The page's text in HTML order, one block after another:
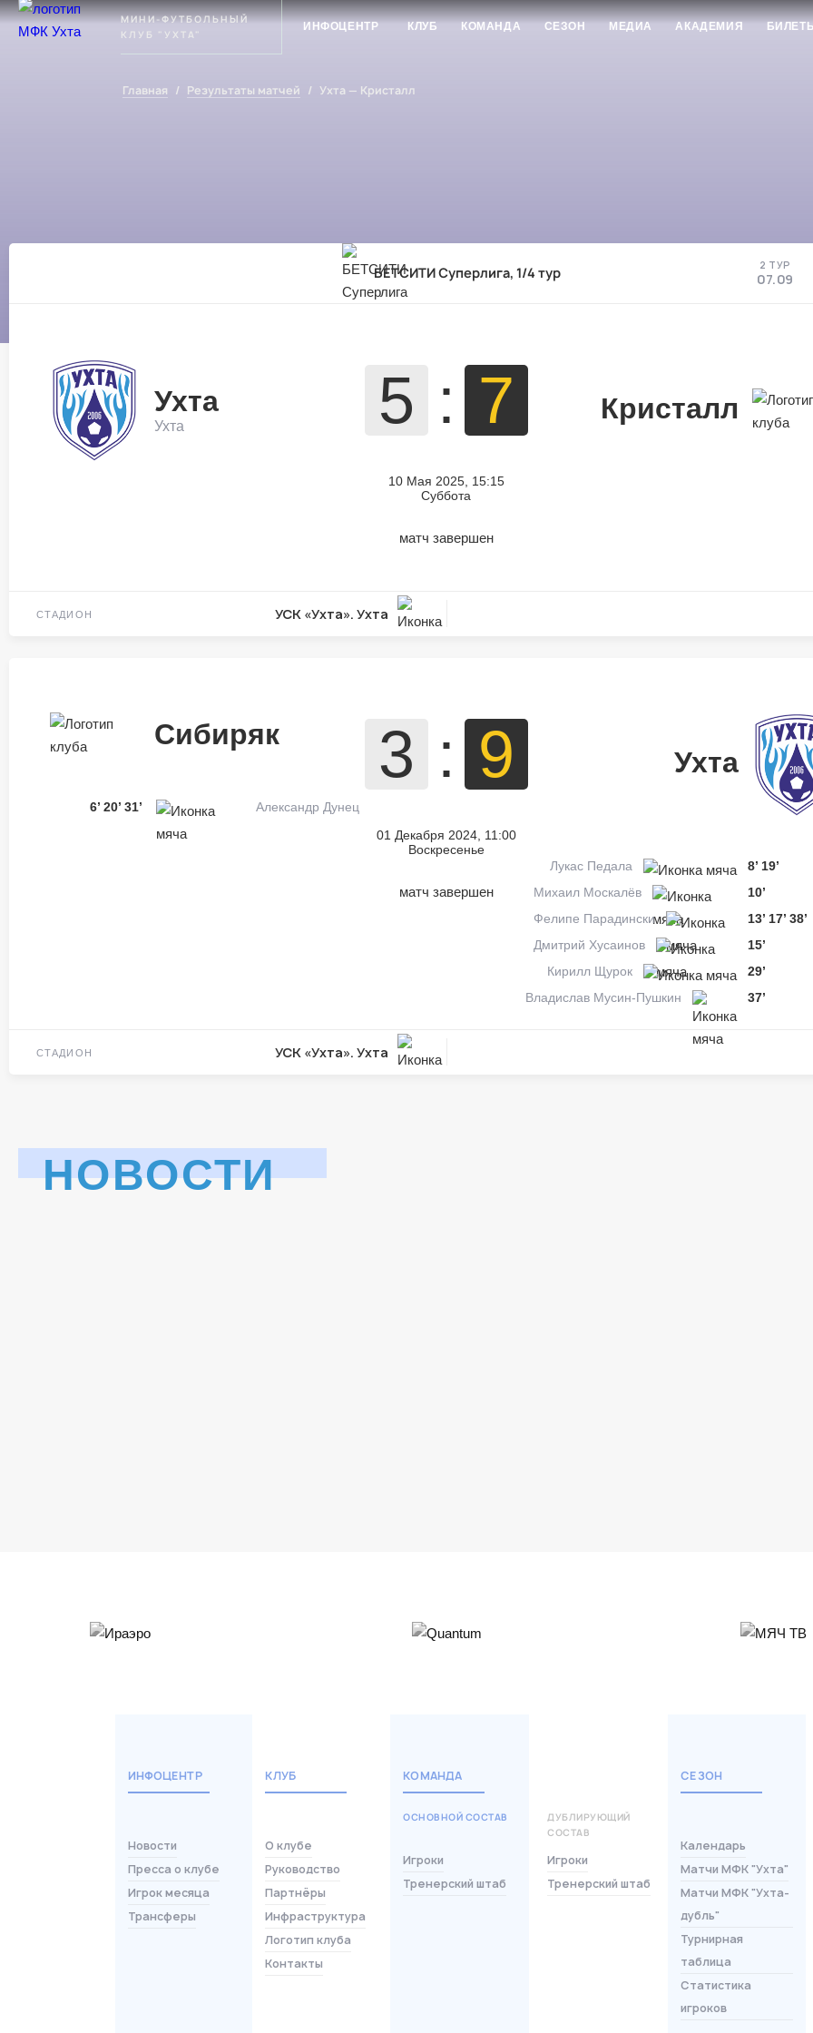
Ухта
МИНИ-ФУТБОЛЬНЫЙ
КЛУБ "УХТА"
ИНФОЦЕНТР КЛУБ КОМАНДА СЕЗОН МЕДИА АКАДЕМИЯ
Главная / Результаты матчей / Ухта — Кристалл
БЕТСИТИ Суперлига, 1/4 тур 2 ТУР
07.09
Ухта
Ухта 5 : 7
10 Мая 2025, 15:15
Суббота
матч завершен
Кристалл
СТАДИОН УСК «Ухта». Ухта
Сибиряк
6’ 20’ 31’ Александр Дунец
3 : 9
01 Декабря 2024, 11:00
Воскресенье
матч завершен
Ухта
Лукас Педала 8’ 19’
Михаил Москалёв
10’
Фелипе Парадински
13’ 17’ 38’
Дмитрий Хусаинов
15’
Кирилл Щурок
29’
Владислав Мусин-Пушкин
37’
СТАДИОН УСК «Ухта». Ухта
НОВОСТИ
ИНФОЦЕНТР
Новости
Пресса о клубе
Игрок месяца
Трансферы
КЛУБ
О клубе
Руководство
Партнёры
Инфраструктура
Логотип клуба
Контакты
КОМАНДА
ОСНОВНОЙ СОСТАВ
ДУБЛИРУЮЩИЙ
СОСТАВ
Игроки
Тренерский штаб
Игроки
Тренерский штаб
СЕЗОН
Календарь
Матчи МФК "Ухта"
Матчи МФК "Ухта-
дубль"
Турнирная
таблица
Статистика
игроков